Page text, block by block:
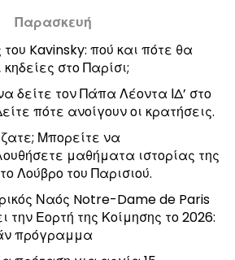
Παρασκευή
Kavinsky: πού και πότε θα
κηδείες στο Παρίσι;
δείτε τον Πάπα Λέοντα ΙΔ’ στο
πότε ανοίγουν οι κρατήσεις.
Μπορείτε να
μαθήματα ιστορίας της
Λούβρο του Παρισιού.
Ναός Notre-Dame de Paris
την Εορτή της Κοίμησης το 2026:
πρόγραμμα